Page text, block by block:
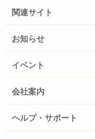
関連サイト
お知らせ
イベント
会社案内
ヘルプ・サポート